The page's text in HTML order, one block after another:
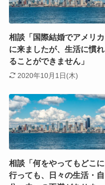
相談「国際結婚でアメリカ
に来ましたが、生活に慣れ
ることができません」
2020年10月1日(木)
相談「何をやってもどこに
行っても、日々の生活・自